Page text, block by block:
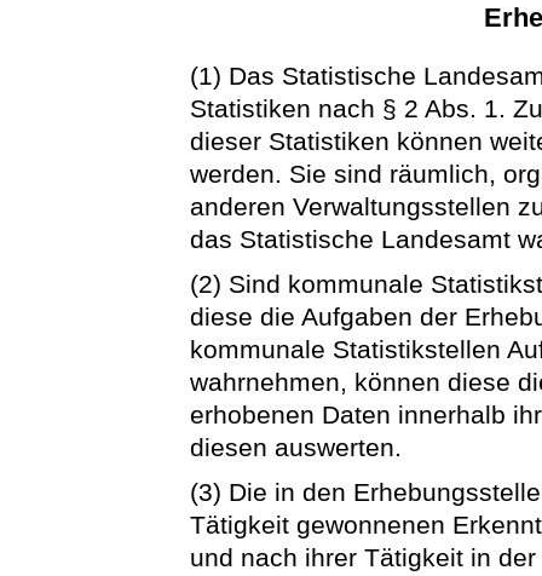
(1) Das Statistische
Statistiken nach § 2 Abs. 1.
dieser Statistiken können
werden. Sie sind räumlich,
anderen Verwaltungsstellen
das Statistische Landesamt
(2) Sind kommunale
diese die Aufgaben der
kommunale Statistikstellen
wahrnehmen, können diese
erhobenen Daten innerhalb
diesen auswerten.
(3) Die in den
Tätigkeit gewonnenen
und nach ihrer Tätigkeit in